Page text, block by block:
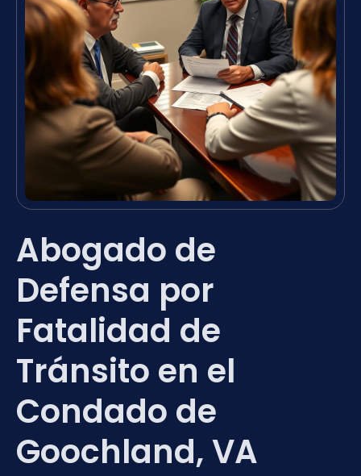
Abogado de
Defensa por
Fatalidad de
Tránsito en el
Condado de
Goochland, VA